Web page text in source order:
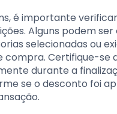
é importante
Alguns podem ser
selecionadas ou
compra. Certifique-se
durante a
se o desconto foi